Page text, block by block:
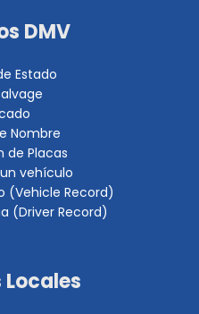
DMV
Estado
Nombre
de Placas
vehículo
(Vehicle Record)
(Driver Record)